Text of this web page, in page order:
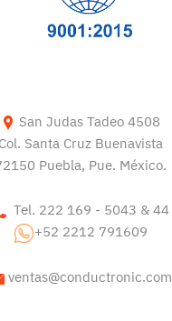
San Judas Tadeo 4508
Col. Santa Cruz Buenavista
Puebla, Pue. México.
Tel. 222 169 - 5043 & 44
+52 2212 791609
ventas@conductronic.com